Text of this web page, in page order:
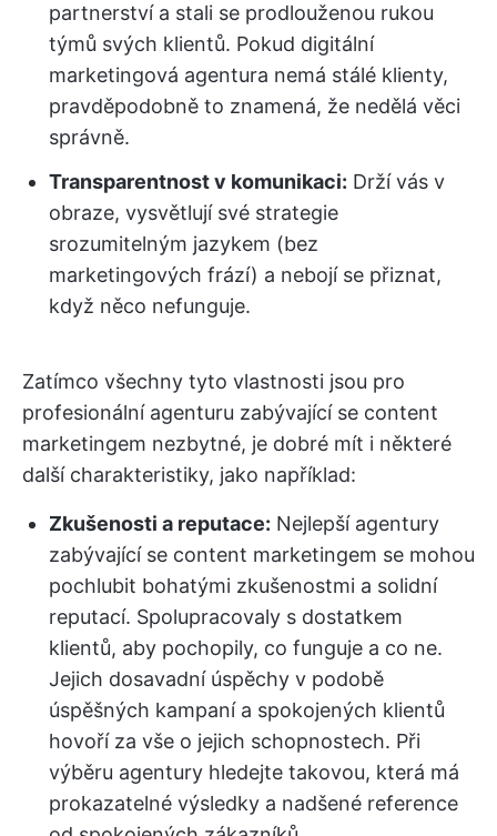
partnerství a stali se prodlouženou rukou
týmů svých klientů. Pokud digitální
marketingová agentura nemá stálé klienty,
pravděpodobně to znamená, že nedělá věci
správně.
Transparentnost v komunikaci: Drží vás v
obraze, vysvětlují své strategie
srozumitelným jazykem (bez
marketingových frází) a nebojí se přiznat,
když něco nefunguje.
Zatímco všechny tyto vlastnosti jsou pro
profesionální agenturu zabývající se content
marketingem nezbytné, je dobré mít i některé
další charakteristiky, jako například:
Zkušenosti a reputace: Nejlepší agentury
zabývající se content marketingem se mohou
pochlubit bohatými zkušenostmi a solidní
reputací. Spolupracovaly s dostatkem
klientů, aby pochopily, co funguje a co ne.
Jejich dosavadní úspěchy v podobě
úspěšných kampaní a spokojených klientů
hovoří za vše o jejich schopnostech. Při
výběru agentury hledejte takovou, která má
prokazatelné výsledky a nadšené reference